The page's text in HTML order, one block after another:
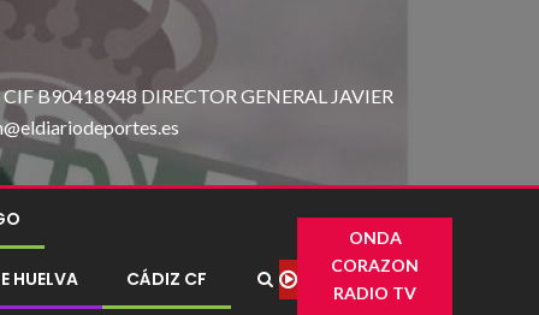
B90418948 DIRECTOR GENERAL JAVIER
HUELVA CÁDIZ CF
ONDA
CORAZON
RADIO TV